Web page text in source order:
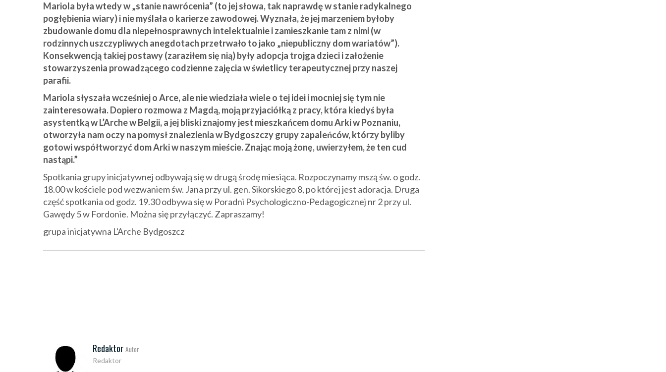
Mariola była wtedy w „stanie nawrócenia” (to jej słowa, tak naprawdę w stanie radykalnego
pogłębienia wiary) i nie myślała o karierze zawodowej. Wyznała, że jej marzeniem byłoby
zbudowanie domu dla niepełnosprawnych intelektualnie i zamieszkanie tam z nimi (w
rodzinnych uszczypliwych anegdotach przetrwało to jako „niepubliczny dom wariatów”).
Konsekwencją takiej postawy (zaraziłem się nią) były adopcja trojga dzieci i założenie
stowarzyszenia prowadzącego codzienne zajęcia w świetlicy terapeutycznej przy naszej
parafii.
Mariola słyszała wcześniej o Arce, ale nie wiedziała wiele o tej idei i mocniej się tym nie
zainteresowała. Dopiero rozmowa z Magdą, moją przyjaciółką z pracy, która kiedyś była
asystentką w L’Arche w Belgii, a jej bliski znajomy jest mieszkańcem domu Arki w Poznaniu,
otworzyła nam oczy na pomysł znalezienia w Bydgoszczy grupy zapaleńców, którzy byliby
gotowi współtworzyć dom Arki w naszym mieście. Znając moją żonę, uwierzyłem, że ten cud
nastąpi.”
Spotkania grupy inicjatywnej odbywają się w drugą środę miesiąca. Rozpoczynamy mszą św. o godz.
18.00 w kościele pod wezwaniem św. Jana przy ul. gen. Sikorskiego 8, po której jest adoracja. Druga
część spotkania od godz. 19.30 odbywa się w Poradni Psychologiczno-Pedagogicznej nr 2 przy ul.
Gawędy 5 w Fordonie. Można się przyłączyć. Zapraszamy!
grupa inicjatywna L'Arche Bydgoszcz
Redaktor Autor
Redaktor